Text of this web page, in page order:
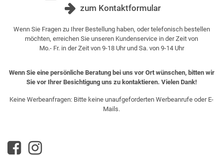
zum Kontaktformular
Wenn Sie Fragen zu Ihrer Bestellung haben, oder telefonisch bestellen
möchten, erreichen Sie unseren Kundenservice in der Zeit von
Mo.- Fr. in der Zeit von 9-18 Uhr und Sa. von 9-14 Uhr
Wenn Sie eine persönliche Beratung bei uns vor Ort wünschen, bitten wir
Sie vor Ihrer Besichtigung uns zu kontaktieren. Vielen Dank!
Keine Werbeanfragen: Bitte keine unaufgeforderten Werbeanrufe oder E-
Mails.